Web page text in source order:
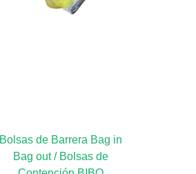
Bolsas de Barrera Bag in
Bag out / Bolsas de